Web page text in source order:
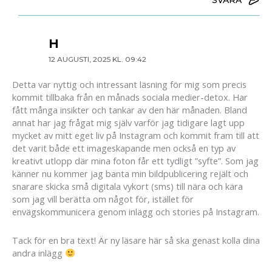
H
12 AUGUSTI, 2025 KL. 09:42
Detta var nyttig och intressant läsning för mig som precis
kommit tillbaka från en månads sociala medier-detox. Har
fått många insikter och tankar av den här månaden. Bland
annat har jag frågat mig själv varför jag tidigare lagt upp
mycket av mitt eget liv på Instagram och kommit fram till att
det varit både ett imageskapande men också en typ av
kreativt utlopp där mina foton får ett tydligt ”syfte”. Som jag
känner nu kommer jag banta min bildpublicering rejält och
snarare skicka små digitala vykort (sms) till nära och kära
som jag vill berätta om något för, istället för
envägskommunicera genom inlägg och stories på Instagram.
Tack för en bra text! Är ny läsare här så ska genast kolla dina
andra inlägg